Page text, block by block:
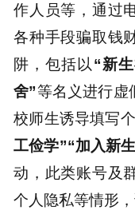
作人员等，通过
各种手段骗取钱
阱，包括以 “新
舍”等名义进行虚
校师生诱导填写
工俭学”“加入新
动，此类账号及
个人隐私等情形